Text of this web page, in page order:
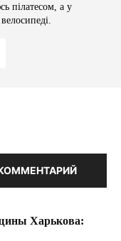
пілатесом, а у
Харькова: